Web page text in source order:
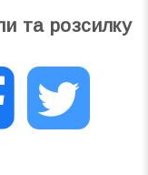
та розсилку